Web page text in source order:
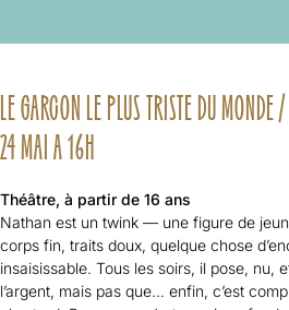
LE GARCON LE PLUS TRISTE DU
24 MAI A 16H
Théâtre, à partir de 16 ans
Nathan est un twink — une figure de
corps fin, traits doux, quelque chose
insaisissable. Tous les soirs, il pose, nu,
l’argent, mais pas que… enfin, c’est